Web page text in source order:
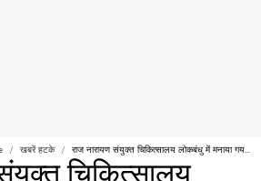
खबरें हटके राज नारायण संयुक्त चिकित्सालय लोकबंधु में मनाया गय...